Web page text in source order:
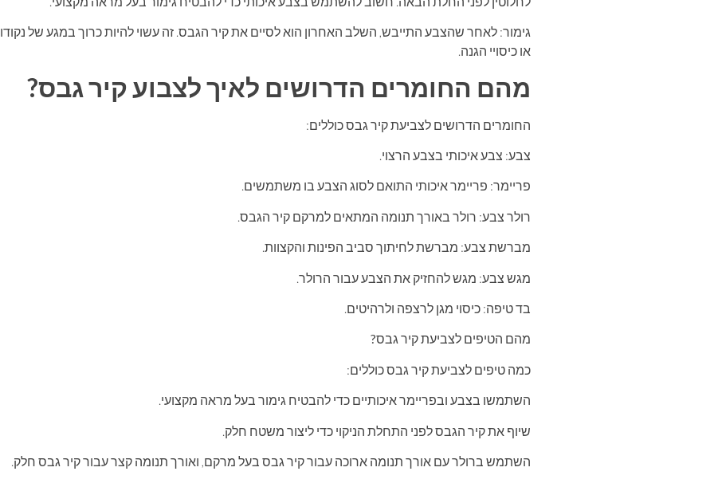
גימור: לאחר שהצבע התייבש, השלב האחרון הוא לסיים את קיר הגבס. זה עשוי להיות כרוך במגע של
או כיסויי הגנה.
מהם החומרים הדרושים לאיך לצבוע קיר גבס?
החומרים הדרושים לצביעת קיר גבס כוללים:
צבע: צבע איכותי בצבע הרצוי.
פריימר: פריימר איכותי התואם לסוג הצבע בו משתמשים.
רולר צבע: רולר באורך תנומה המתאים למרקם קיר הגבס.
מברשת צבע: מברשת לחיתוך סביב הפינות והקצוות.
מגש צבע: מגש להחזיק את הצבע עבור הרולר.
בד טיפה: כיסוי מגן לרצפה ולרהיטים.
מהם הטיפים לצביעת קיר גבס?
כמה טיפים לצביעת קיר גבס כוללים:
השתמשו בצבע ובפריימר איכותיים כדי להבטיח גימור בעל מראה מקצועי.
שיוף את קיר הגבס לפני התחלת הניקוי כדי ליצור משטח חלק.
השתמש ברולר עם אורך תנומה ארוכה עבור קיר גבס בעל מרקם, ואורך תנומה קצר עבור קיר גבס חלק.